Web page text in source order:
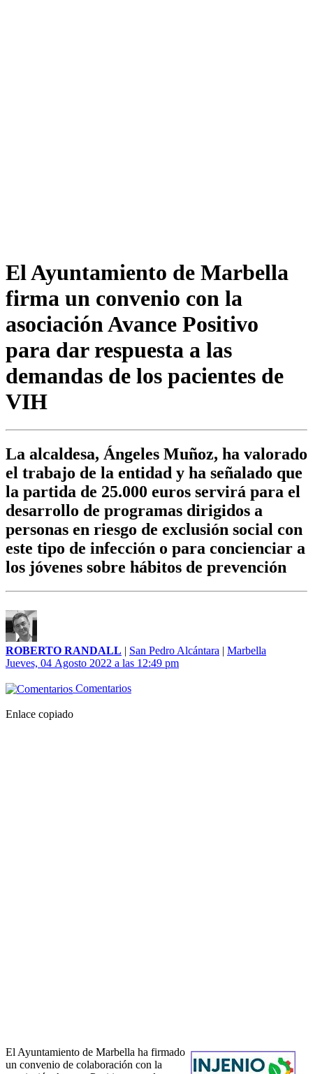
El Ayuntamiento de Marbella
firma un convenio con la
asociación Avance Positivo
para dar respuesta a las
demandas de los pacientes de
VIH
La alcaldesa, Ángeles Muñoz, ha valorado
el trabajo de la entidad y ha señalado que
la partida de 25.000 euros servirá para el
desarrollo de programas dirigidos a
personas en riesgo de exclusión social con
este tipo de infección o para concienciar a
los jóvenes sobre hábitos de prevención
ROBERTO RANDALL | San Pedro Alcántara | Marbella
Jueves, 04 Agosto 2022 a las 12:49 pm
Comentarios
Enlace copiado
El Ayuntamiento de Marbella ha firmado
un convenio de colaboración con la